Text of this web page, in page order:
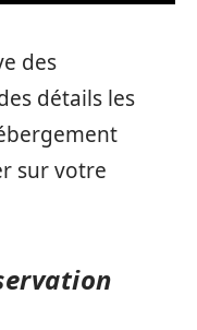
des
détails les
sur votre